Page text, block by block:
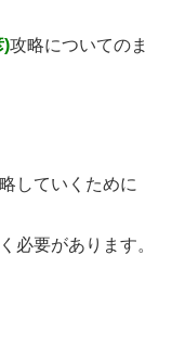
)攻略についてのま
していくために
必要があります。